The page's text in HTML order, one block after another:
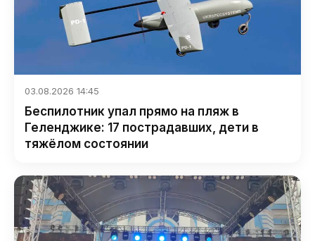
03.08.2026 14:45
Беспилотник упал прямо на пляж в
Геленджике: 17 пострадавших, дети в
тяжёлом состоянии